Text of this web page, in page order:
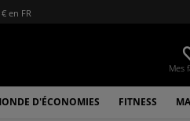
en FR
Mes
D'ÉCONOMIES FITNESS